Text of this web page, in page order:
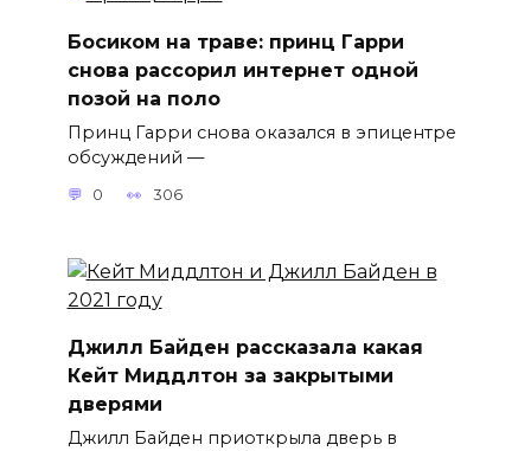
Босиком на траве: принц Гарри
снова рассорил интернет одной
позой на поло
Принц Гарри снова оказался в эпицентре
обсуждений —
0 306
Джилл Байден рассказала какая
Кейт Миддлтон за закрытыми
дверями
Джилл Байден приоткрыла дверь в